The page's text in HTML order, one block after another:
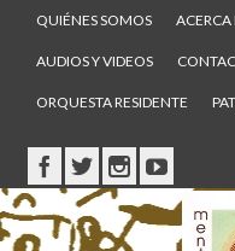
QUIÉNES SOMOS ACERCA
AUDIOS Y VIDEOS
ORQUESTA RESIDENTE